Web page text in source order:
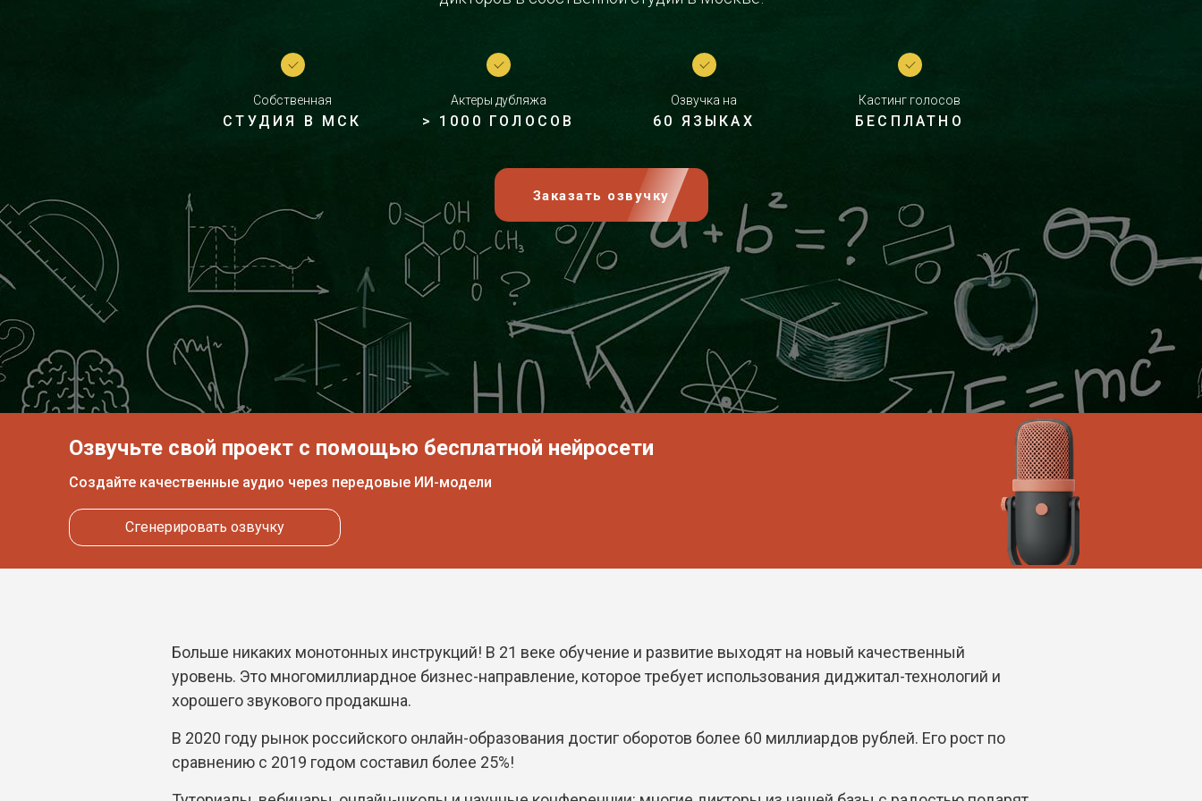
Собственная
СТУДИЯ В МСК
Актеры дубляжа
> 1000 ГОЛОСОВ
Озвучка на
60 ЯЗЫКАХ
Кастинг голосов
БЕСПЛАТНО
Заказать озвучку
Озвучьте свой проект с помощью бесплатной нейросети
Создайте качественные аудио через передовые ИИ-модели
Сгенерировать озвучку
Больше никаких монотонных инструкций! В 21 веке обучение и развитие выходят на новый качественный
уровень. Это многомиллиардное бизнес-направление, которое требует использования диджитал-технологий и
хорошего звукового продакшна.
В 2020 году рынок российского онлайн-образования достиг оборотов более 60 миллиардов рублей. Его рост по
сравнению с 2019 годом составил более 25%!